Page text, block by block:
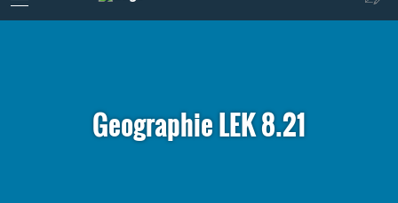
Geographie LEK 8.21